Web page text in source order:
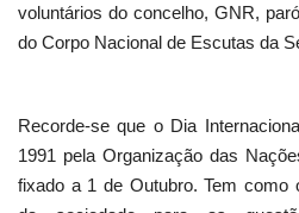
voluntários do concelho, GNR,
do Corpo Nacional de Escutas da
Recorde-se que o Dia
1991 pela Organização das
fixado a 1 de Outubro. Tem como